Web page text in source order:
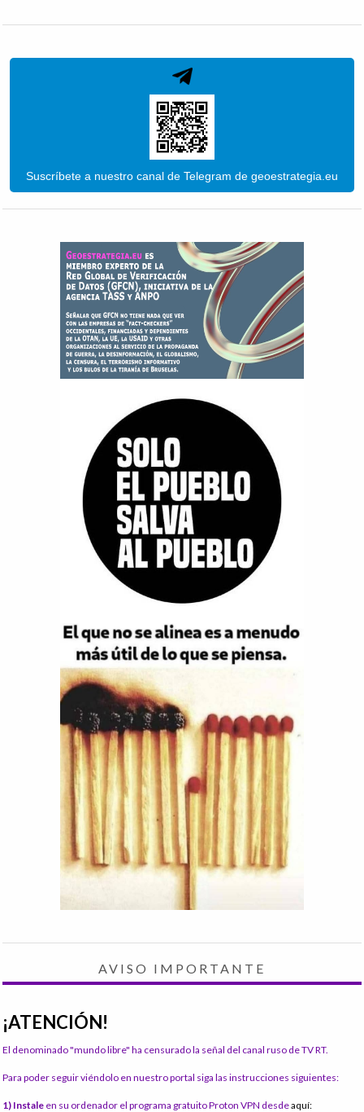
Suscríbete a nuestro canal de Telegram de geoestrategia.eu
AVISO IMPORTANTE
¡ATENCIÓN!
El denominado "mundo libre" ha censurado la señal del canal ruso de TV RT.
Para poder seguir viéndolo en nuestro portal siga las instrucciones siguientes:
1) Instale en su ordenador el programa gratuito Proton VPN desdeaquí: